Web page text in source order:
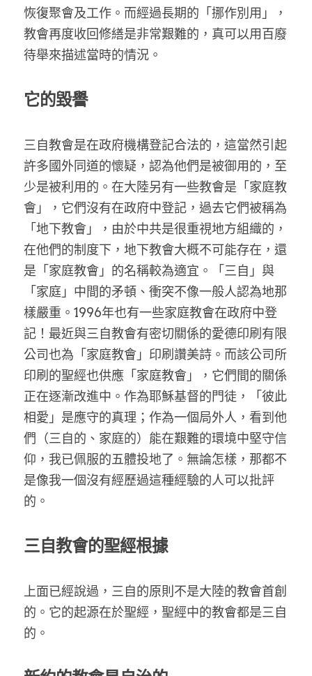
恢復聚會及工作。而經過長期的「挪作別用」，
教會再度收回修繕是非常艱難的，真可以用百廢
待舉來描述當時的情況。
它的毀譽
三自教會是在政府機構登記合法的，這當然引起
許多國外同道的懷疑，認為他們是被御用的，至
少是被利用的。在大陸另有一些教會是「家庭教
會」，它們沒有在政府中登記，過去它們被稱為
「地下教會」，由於中共是很重視地方組織的，
在他們的制度下，地下教會大概不可能存在，還
是「家庭教會」的名稱較為適宜。「三自」與
「家庭」中間的矛頓、衝突不像一般人認為地那
樣嚴重。1996年也有一些家庭教會在政府中登
記！最近與三自教會有密切關係的愛德印刷有限
公司也為「家庭教會」印刷讚美詩。而該公司所
印刷的聖經也供應「家庭教會」，它們間的關係
正在逐漸改進中。作為耶穌基督的門徒，「彼此
相愛」是應守的真理；作為一個局外人，看到他
們（三自的、家庭的）能在艱難的環境中堅守信
仰，我已佩服的五體投地了。無論怎樣，那都不
是像我一個沒有經歷過這種經驗的人可以批評
的。
三自教會的聖經根據
上面已經說過，三自的原則不是大陸的教會首創
的。它的起源在於聖經，聖經中的教會都是三自
的。